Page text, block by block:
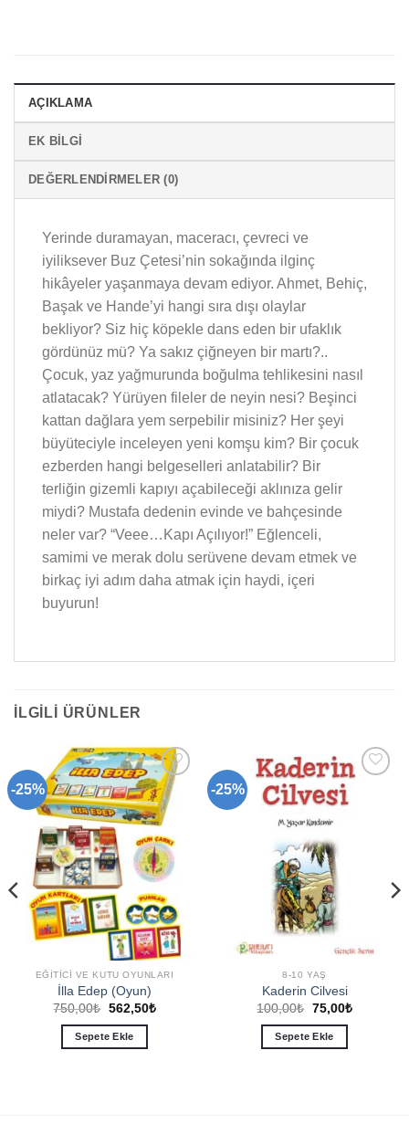
AÇIKLAMA
EK BILGI
DEĞERLENDIRMELER (0)
Yerinde duramayan, maceracı, çevreci ve
iyiliksever Buz Çetesi’nin sokağında ilginç
hikâyeler yaşanmaya devam ediyor. Ahmet, Behiç,
Başak ve Hande’yi hangi sıra dışı olaylar
bekliyor? Siz hiç köpekle dans eden bir ufaklık
gördünüz mü? Ya sakız çiğneyen bir martı?..
Çocuk, yaz yağmurunda boğulma tehlikesini nasıl
atlatacak? Yürüyen fileler de neyin nesi? Beşinci
kattan dağlara yem serpebilir misiniz? Her şeyi
büyüteciyle inceleyen yeni komşu kim? Bir çocuk
ezberden hangi belgeselleri anlatabilir? Bir
terliğin gizemli kapıyı açabileceği aklınıza gelir
miydi? Mustafa dedenin evinde ve bahçesinde
neler var? “Veee…Kapı Açılıyor!” Eğlenceli,
samimi ve merak dolu serüvene devam etmek ve
birkaç iyi adım daha atmak için haydi, içeri
buyurun!
İLGILI ÜRÜNLER
-25%
Add to
wishlist
EĞITICI VE KUTU OYUNLARI
İlla Edep (Oyun)
750,00₺ Orijinal
750,00₺.
562,50₺Şu
Sepete Ekle
-25%
8-10 YAŞ
Kaderin Cilvesi
100,00₺ Orijinal
100,00₺.
75,00₺Şu
Sepete Ekle